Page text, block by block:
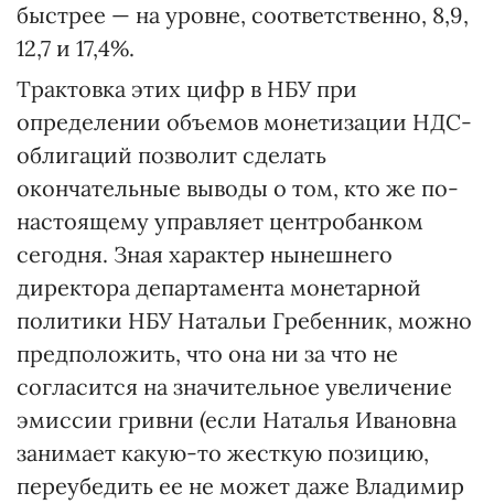
быстрее — на уровне, соответственно, 8,9,
12,7 и 17,4%.
Трактовка этих цифр в НБУ при
определении объемов монетизации НДС-
облигаций позволит сделать
окончательные выводы о том, кто же по-
настоящему управляет центробанком
сегодня. Зная характер нынешнего
директора департамента монетарной
политики НБУ Натальи Гребенник, можно
предположить, что она ни за что не
согласится на значительное увеличение
эмиссии гривни (если Наталья Ивановна
занимает какую-то жесткую позицию,
переубедить ее не может даже Владимир